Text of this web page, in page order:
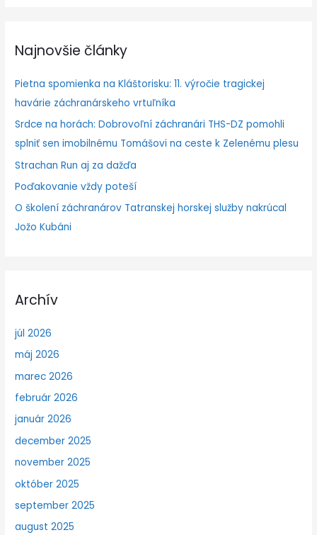
a
a
ť
:
Najnovšie články
Pietna spomienka na Kláštorisku: 11. výročie tragickej
havárie záchranárskeho vrtuľníka
Srdce na horách: Dobrovoľní záchranári THS-DZ pomohli
splniť sen imobilnému Tomášovi na ceste k Zelenému plesu
Strachan Run aj za dažďa
Poďakovanie vždy poteší
O školení záchranárov Tatranskej horskej služby nakrúcal
Jožo Kubáni
Archív
júl 2026
máj 2026
marec 2026
február 2026
január 2026
december 2025
november 2025
október 2025
september 2025
august 2025